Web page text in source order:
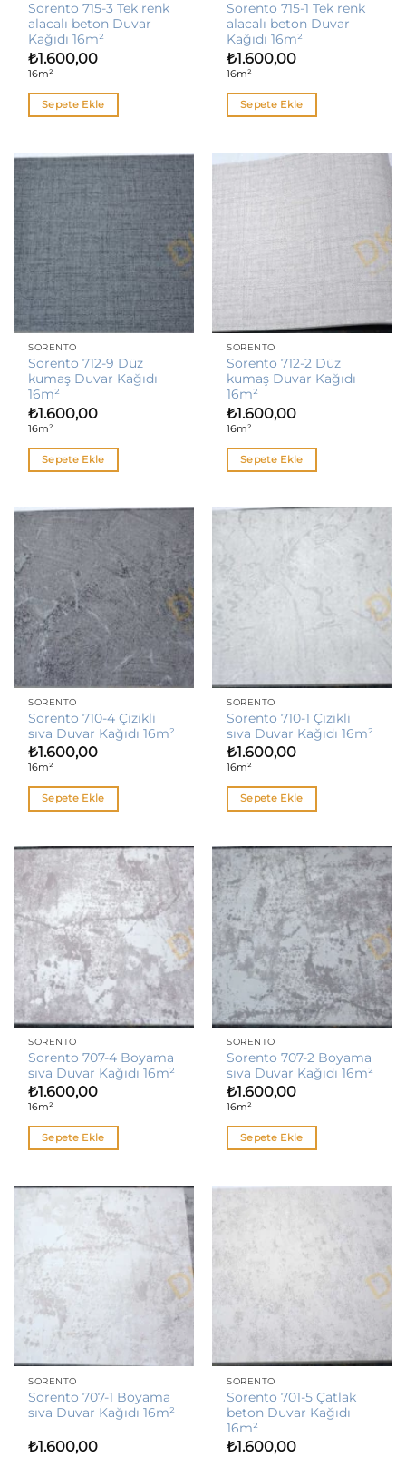
Sorento 715-3 Tek renk
alacalı beton Duvar
Kağıdı 16m²
₺1.600,00
16m²
Sepete Ekle
Sorento 715-1 Tek renk
alacalı beton Duvar
Kağıdı 16m²
₺1.600,00
16m²
Sepete Ekle
SORENTO
Sorento 712-9 Düz
kumaş Duvar Kağıdı
16m²
₺1.600,00
16m²
Sepete Ekle
SORENTO
Sorento 712-2 Düz
kumaş Duvar Kağıdı
16m²
₺1.600,00
16m²
Sepete Ekle
SORENTO
Sorento 710-4 Çizikli
sıva Duvar Kağıdı 16m²
₺1.600,00
16m²
Sepete Ekle
SORENTO
Sorento 710-1 Çizikli
sıva Duvar Kağıdı 16m²
₺1.600,00
16m²
Sepete Ekle
SORENTO
Sorento 707-4 Boyama
sıva Duvar Kağıdı 16m²
₺1.600,00
16m²
Sepete Ekle
SORENTO
Sorento 707-2 Boyama
sıva Duvar Kağıdı 16m²
₺1.600,00
16m²
Sepete Ekle
SORENTO
Sorento 707-1 Boyama
sıva Duvar Kağıdı 16m²
₺1.600,00
SORENTO
Sorento 701-5 Çatlak
beton Duvar Kağıdı
16m²
₺1.600,00